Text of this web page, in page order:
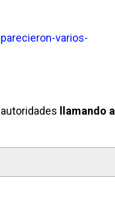
varios-
llamando al